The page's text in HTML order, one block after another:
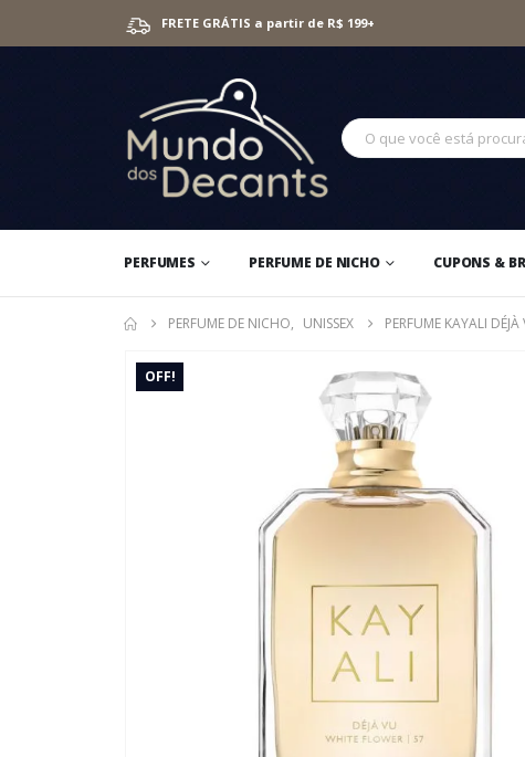
FRETE GRÁTIS a partir de R$ 199+
PERFUMES PERFUME DE NICHO CUPONS &
PERFUME DE NICHO, UNISSEX PERFUME KAYALI
OFF!